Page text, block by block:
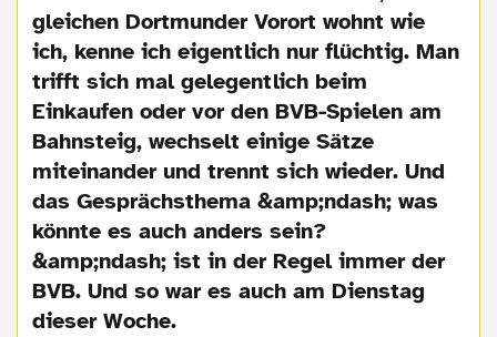
gleichen Dortmunder Vorort wohnt wie
ich, kenne ich eigentlich nur flüchtig. Man
trifft sich mal gelegentlich beim
Einkaufen oder vor den BVB-Spielen am
Bahnsteig, wechselt einige Sätze
miteinander und trennt sich wieder. Und
das Gesprächsthema &amp;ndash; was
könnte es auch anders sein?
&amp;ndash; ist in der Regel immer der
BVB. Und so war es auch am Dienstag
dieser Woche.